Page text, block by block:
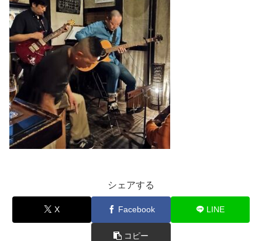
シェアする
X Facebook LINE
コピー